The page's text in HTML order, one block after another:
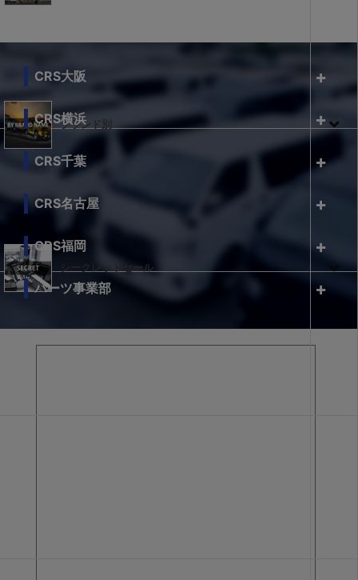
ブランド別
シークレットセール
CRS大阪
CRS横浜
CRS千葉
CRS名古屋
CRS福岡
パーツ事業部